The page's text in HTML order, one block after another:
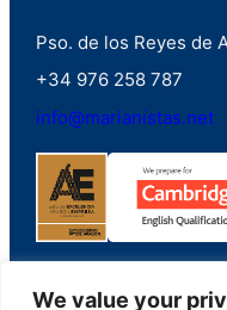
We value your
Pso. de los Reyes de
+34 976 258 787
info@marianistas.net